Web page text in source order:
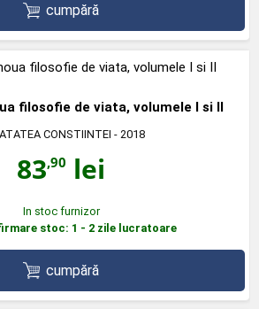
cumpără
filosofie de viata, volumele I si II
CONSTIINTEI - 2018
83,90 lei
In stoc furnizor
stoc: 1 - 2 zile lucratoare
cumpără